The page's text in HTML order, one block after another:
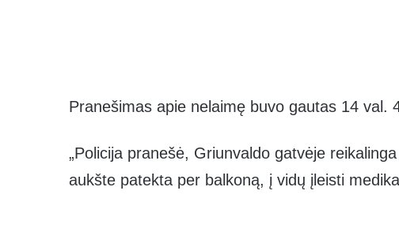
Pranešimas apie nelaimę buvo gautas 14 val.
„Policija pranešė, Griunvaldo gatvėje
aukšte patekta per balkoną, į vidų įleisti